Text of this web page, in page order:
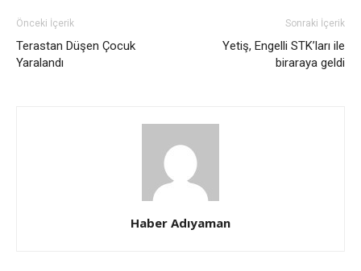
Önceki İçerik
Terastan Düşen Çocuk
Yaralandı
Sonraki İçerik
Yetiş, Engelli STK’ları ile
biraraya geldi
Haber Adıyaman